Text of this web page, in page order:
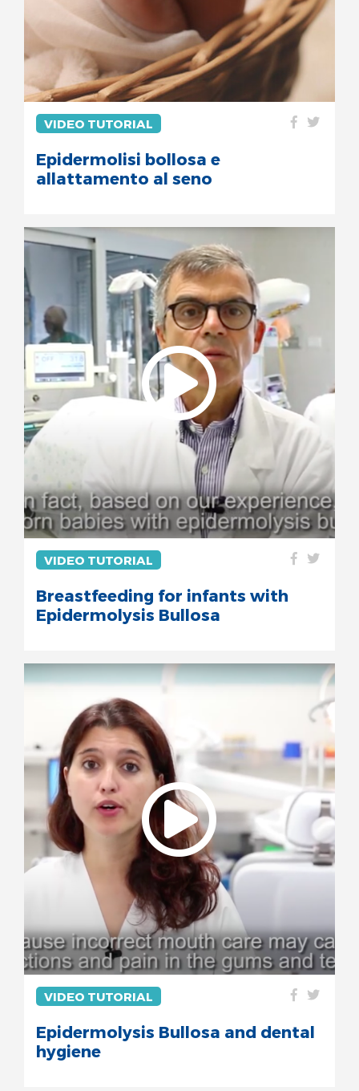
VIDEO TUTORIAL
Epidermolisi bollosa e
allattamento al seno
VIDEO TUTORIAL
Breastfeeding for infants with
Epidermolysis Bullosa
VIDEO TUTORIAL
Epidermolysis Bullosa and dental
hygiene